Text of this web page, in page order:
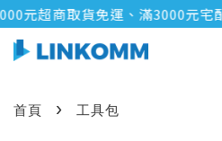
元超商取貨免運、滿3000元宅
首頁 › 工具包